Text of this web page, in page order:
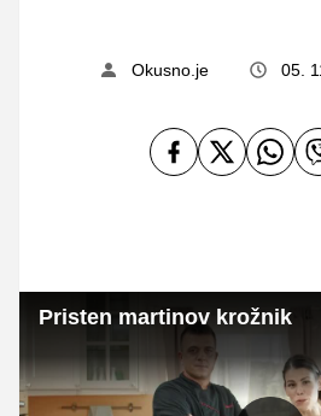
Okusno.je 05.
Pristen martinov krožnik